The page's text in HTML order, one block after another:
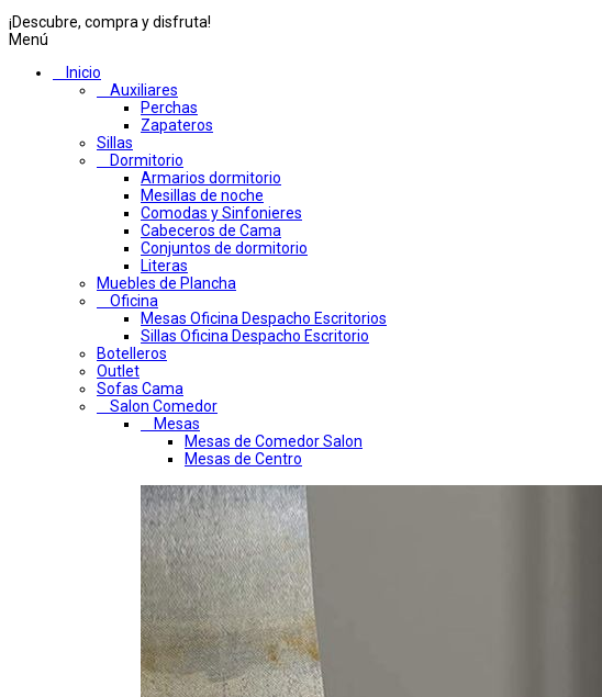
¡Descubre, compra y disfruta!
Menú
Inicio
Auxiliares
Perchas
Zapateros
Sillas
Dormitorio
Armarios dormitorio
Mesillas de noche
Comodas y Sinfonieres
Cabeceros de Cama
Conjuntos de dormitorio
Literas
Muebles de Plancha
Oficina
Mesas Oficina Despacho Escritorios
Sillas Oficina Despacho Escritorio
Botelleros
Outlet
Sofas Cama
Salon Comedor
Mesas
Mesas de Comedor Salon
Mesas de Centro